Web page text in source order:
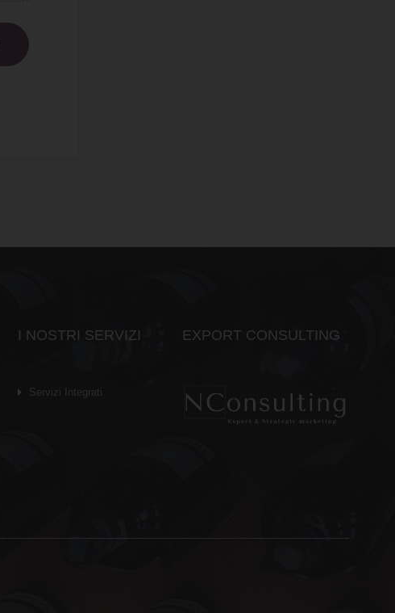
I NOSTRI SERVIZI
Servizi Integrati
EXPORT CONSULTING